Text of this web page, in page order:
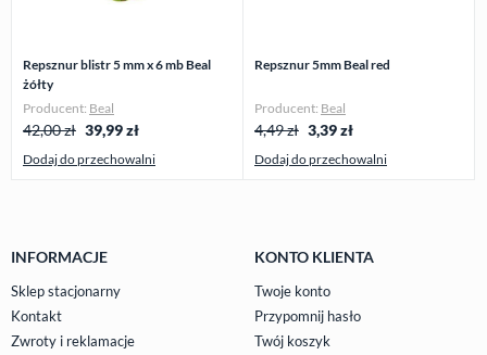
Repsznur blistr 5 mm x 6 mb Beal
żółty
Producent: Beal
42,00 zł 39,99zł
Dodaj do przechowalni
Repsznur 5mm Beal red
Producent: Beal
4,49 zł 3,39zł
Dodaj do przechowalni
INFORMACJE
Sklep stacjonarny
Kontakt
Zwroty i reklamacje
KONTO KLIENTA
Twoje konto
Przypomnij hasło
Twój koszyk